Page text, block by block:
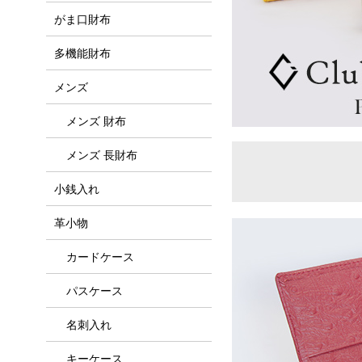
がま口財布
多機能財布
メンズ
メンズ 財布
メンズ 長財布
小銭入れ
革小物
カードケース
パスケース
名刺入れ
キーケース